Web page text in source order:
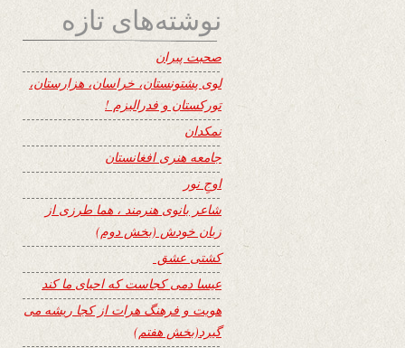
نوشته‌های تازه
صحبت پیران
لوی پشتونستان، خراسان، هزارستان،
تورکستان و فدرالیزم !
نمکدان
جامعه هنری افغانستان
اوجِ نور
شاعر بانوی هنرمند ، هما طرزی از
زبان خودش (بخش دوم)
کشتی عشق
عیسا دمی کجاست که احیای ما کند
هویت و فرهنگ هرات از کجا ریشه می
گیرد(بخش هفتم)